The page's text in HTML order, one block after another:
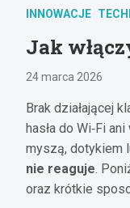
INNOWACJE
Jak
24 marca 2026
Brak działającej
hasła do Wi‑Fi
myszą, dotykiem
nie reaguje.
oraz krótkie